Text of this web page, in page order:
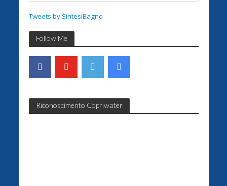
Tweets by SintesiBagno
Follow Me
Riconoscimento Copriwater